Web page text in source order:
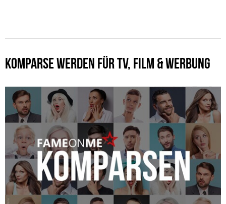
KOMPARSE WERDEN FÜR TV, FILM & WERBUNG